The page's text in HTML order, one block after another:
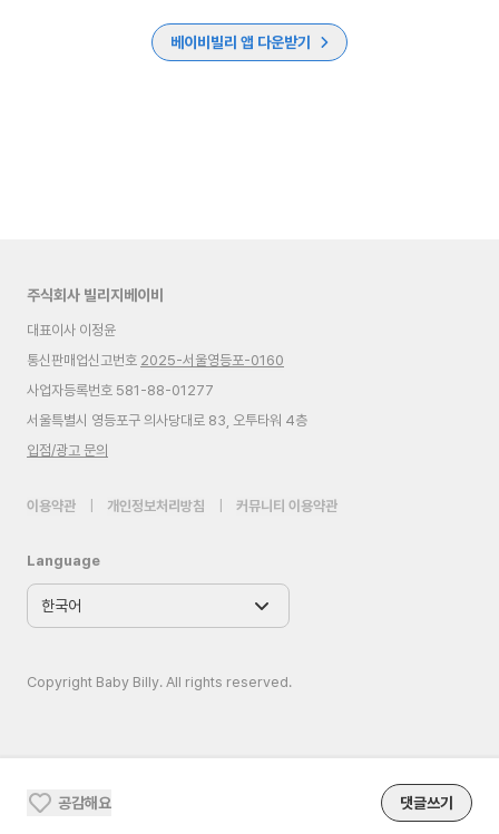
공감해요 댓글쓰기
베이비빌리 앱 다운받기
주식회사 빌리지베이비
대표이사 이정윤
통신판매업신고번호 2025-서울영등포-0160
사업자등록번호 581-88-01277
서울특별시 영등포구 의사당대로 83, 오투타워 4층
입점/광고 문의
이용약관 개인정보처리방침 커뮤니티 이용약관
Language
Copyright Baby Billy. All rights reserved.